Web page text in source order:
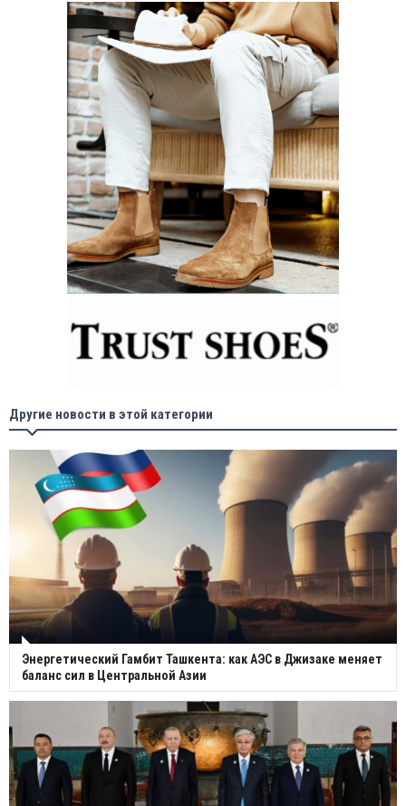
Другие новости в этой категории
Энергетический Гамбит Ташкента: как АЭС в Джизаке меняет
баланс сил в Центральной Азии